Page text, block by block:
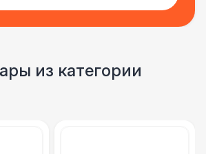
из категории